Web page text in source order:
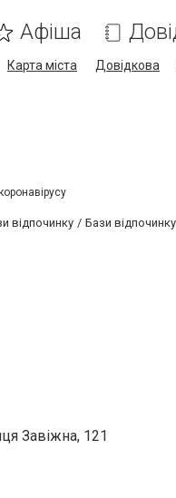
Афіша
Карта міста Довідкова
відпочинку Бази
Завіжна, 121